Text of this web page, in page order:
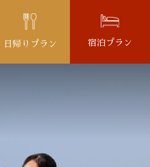
日帰りプラン 宿泊プラン